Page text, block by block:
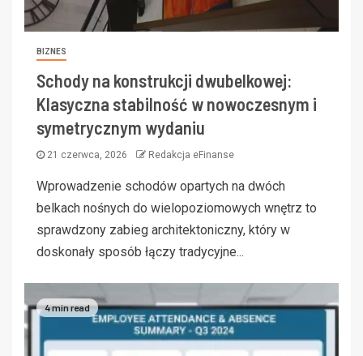
BIZNES
Schody na konstrukcji dwubelkowej:
Klasyczna stabilność w nowoczesnym i
symetrycznym wydaniu
21 czerwca, 2026 Redakcja eFinanse
Wprowadzenie schodów opartych na dwóch
belkach nośnych do wielopoziomowych wnętrz to
sprawdzony zabieg architektoniczny, który w
doskonały sposób łączy tradycyjne...
4 min read